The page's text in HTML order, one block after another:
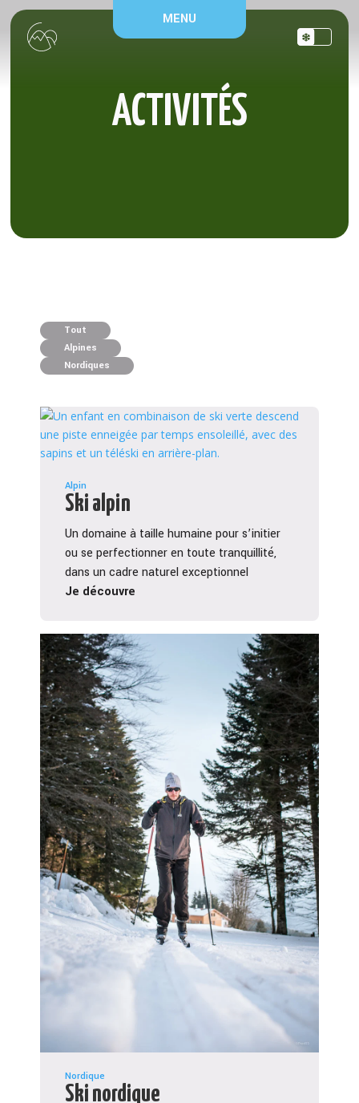
Panneau de gestion des cookies
MENU
ACTIVITÉS
Filtrer les activités par thématique
Tout
Alpines
Nordiques
Alpin
Ski alpin
Un domaine à taille humaine pour s’initier
ou se perfectionner en toute tranquillité,
dans un cadre naturel exceptionnel
Je découvre
Nordique
Ski nordique